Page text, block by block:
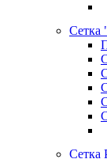
Сетка
Сетка